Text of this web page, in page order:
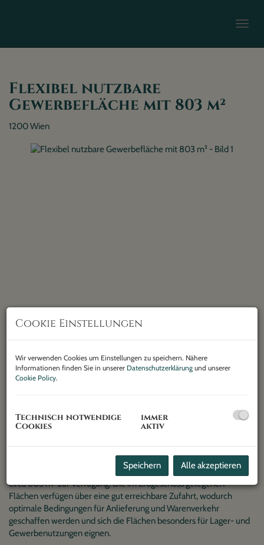
Flexibel nutzbare
Gewerbefläche mit 803 m²
1200 Wien
Beschreibung
In der Liegenschaft Dresdner Straße 113 im 20. Wiener
Gemeindebezirk stehen flexibel nutzbare Flächen mit insgesamt
circa 803 m² zur Verfügung. Die im Erdgeschoss gelegenen
Flächen verfügen über eine gut erreichbare Zufahrt, wodurch
optimale Bedingungen für Anlieferung und Warenverkehr
geschaffen werden und sich die Flächen besonders für Lager- und
Gewerbenutzungen eignen.
Cookie Einstellungen
Wir verwenden Cookies um Einstellungen zu speichern. Nähere
Informationen finden Sie in unserer Datenschutzerklärung und unserer
Cookie Policy.
Technisch notwendige
Cookies
immer
aktiv
Speichern Alle akzeptieren